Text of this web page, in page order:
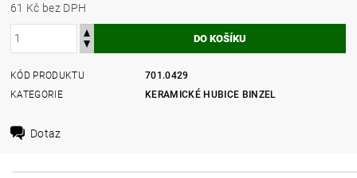
61 Kč bez DPH
KÓD PRODUKTU
701.0429
KATEGORIE
KERAMICKÉ HUBICE BINZEL
Dotaz